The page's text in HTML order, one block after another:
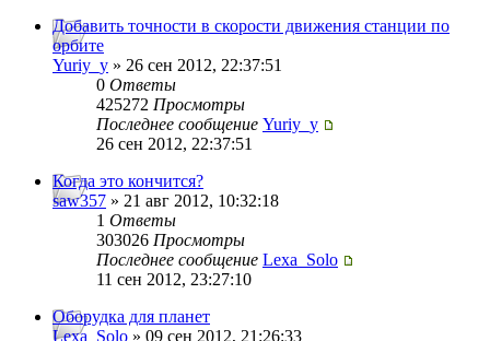
Добавить точности в скорости движения станции по
орбите
Yuriy_y » 26 сен 2012, 22:37:51
0 Ответы
425272 Просмотры
Последнее сообщение Yuriy_y
26 сен 2012, 22:37:51
Когда это кончится?
saw357 » 21 авг 2012, 10:32:18
1 Ответы
303026 Просмотры
Последнее сообщение Lexa_Solo
11 сен 2012, 23:27:10
Оборудка для планет
Lexa_Solo » 09 сен 2012, 21:26:33